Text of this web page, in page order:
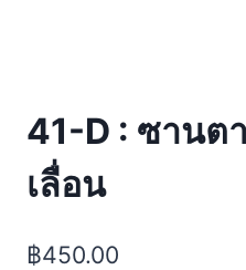
41-D : ซานต
เลื่อน
฿450.00